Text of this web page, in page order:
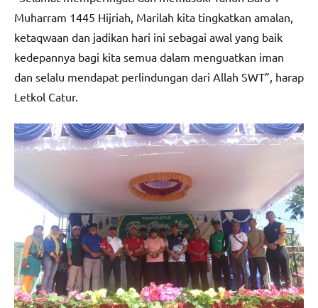
Muharram 1445 Hijriah, Marilah kita tingkatkan amalan,
ketaqwaan dan jadikan hari ini sebagai awal yang baik
kedepannya bagi kita semua dalam menguatkan iman
dan selalu mendapat perlindungan dari Allah SWT”, harap
Letkol Catur.